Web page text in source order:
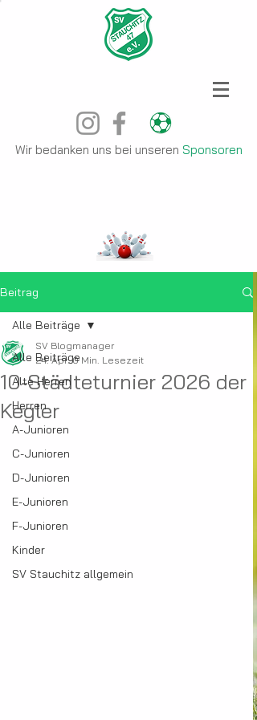
Wir bedanken uns bei unseren Sponsoren
Beitrag
Alle Beiträge
Alte Herren
Herren
A-Junioren
C-Junioren
D-Junioren
E-Junioren
F-Junioren
Kinder
SV Stauchitz allgemein
Alle Beiträge
10-Städteturnier 2026 der
Kegler
SV Blogmanager
24. Apr. 0 Min. Lesezeit